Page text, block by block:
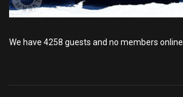
We have 4258 guests and no members online